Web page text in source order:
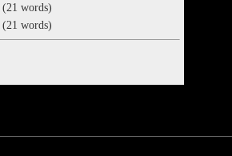
(21 words)
(21 words)